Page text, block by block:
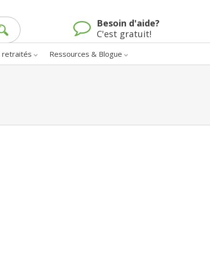
Besoin d'aide?
C'est gratuit!
retraités Ressources & Blogue